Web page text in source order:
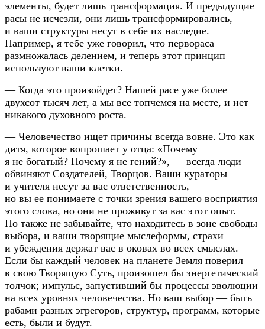
элементы, будет лишь трансформация. И предыдущие
расы не исчезли, они лишь трансформировались,
и ваши структуры несут в себе их наследие.
Например, я тебе уже говорил, что первораса
размножалась делением, и теперь этот принцип
используют ваши клетки.
— Когда это произойдет? Нашей расе уже более
двухсот тысяч лет, а мы все топчемся на месте, и нет
никакого духовного роста.
— Человечество ищет причины всегда вовне. Это как
дитя, которое вопрошает у отца: «Почему
я не богатый? Почему я не гений?», — всегда люди
обвиняют Создателей, Творцов. Ваши кураторы
и учителя несут за вас ответственность,
но вы ее понимаете с точки зрения вашего восприятия
этого слова, но они не проживут за вас этот опыт.
Но также не забывайте, что находитесь в зоне свободы
выбора, и ваши творящие мыслеформы, страхи
и убеждения держат вас в оковах во всех смыслах.
Если бы каждый человек на планете Земля поверил
в свою Творящую Суть, произошел бы энергетический
толчок; импульс, запустивший бы процессы эволюции
на всех уровнях человечества. Но ваш выбор — быть
рабами разных эгрегоров, структур, программ, которые
есть, были и будут.